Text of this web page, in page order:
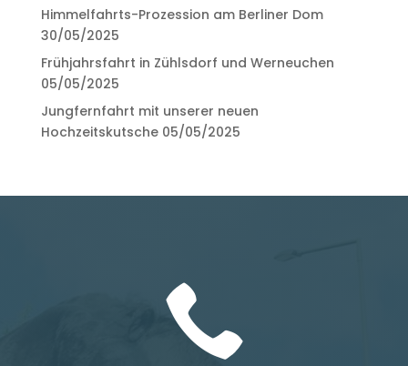
Himmelfahrts-Prozession am Berliner Dom
30/05/2025
Frühjahrsfahrt in Zühlsdorf und Werneuchen
05/05/2025
Jungfernfahrt mit unserer neuen
Hochzeitskutsche 05/05/2025
